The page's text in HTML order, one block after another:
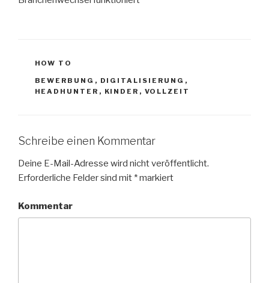
KATEGORIEN
HOW TO
SCHLAGWÖRTER
BEWERBUNG , DIGITALISIERUNG ,
HEADHUNTER , KINDER , VOLLZEIT
Schreibe einen Kommentar
Deine E-Mail-Adresse wird nicht veröffentlicht.
Erforderliche Felder sind mit *markiert
Kommentar